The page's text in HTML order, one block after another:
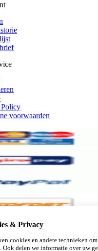
voorwaarden
& Privacy
cookies en andere technieken
Ook delen we informatie over uw